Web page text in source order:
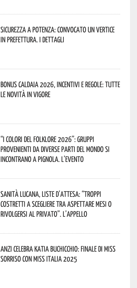
Sicurezza a Potenza: convocato un vertice
in Prefettura. I dettagli
Bonus caldaia 2026, incentivi e regole: tutte
le novità in vigore
“I Colori del Folklore 2026”: gruppi
provenienti da diverse parti del mondo si
incontrano a Pignola. L’evento
Sanità lucana, liste d’attesa: “Troppi
costretti a scegliere tra aspettare mesi o
rivolgersi al privato”. L’appello
Anzi celebra Katia Buchicchio: finale di Miss
Sorriso con Miss Italia 2025